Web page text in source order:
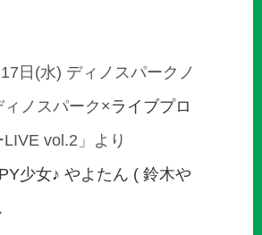
日(水) ディノスパークノ
ノスパーク×ライブプロ
vol.2」より
少女♪ やよたん ( 鈴木や